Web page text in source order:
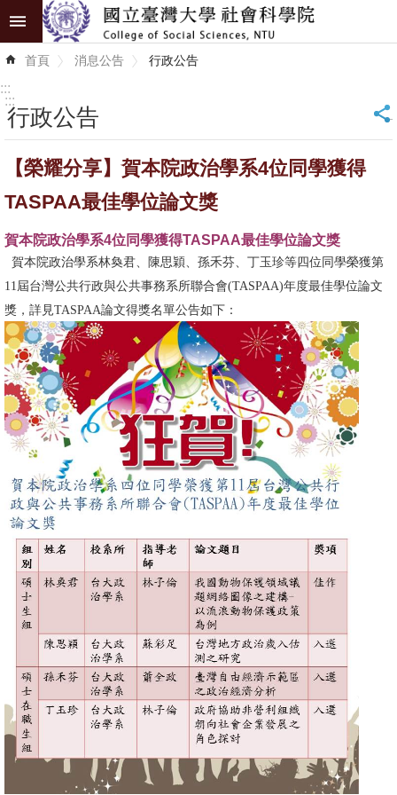
跳到主要內容區塊
進
階
識
學
學
術
單
位
研
究
消
息
公
告
國
際
化
高
深
耕
辦
法
首頁 消息公告 行政公告
:::
:::
行政公告 _
【榮耀分享】賀本院政治學系4位同學獲得
TASPAA最佳學位論文獎
賀本院政治學系4位同學獲得TASPAA最佳學位論文獎
賀本院政治學系林奐君、陳思穎、孫禾芬、丁玉珍等四位同學榮獲第
11屆台灣公共行政與公共事務系所聯合會(TASPAA)年度最佳學位論文
獎，詳見TASPAA論文得獎名單公告如下：